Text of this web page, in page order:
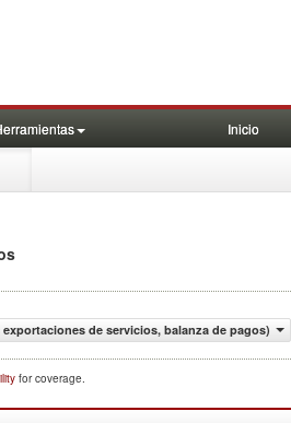
Inicio
de servicios, balanza de pagos)
for coverage.